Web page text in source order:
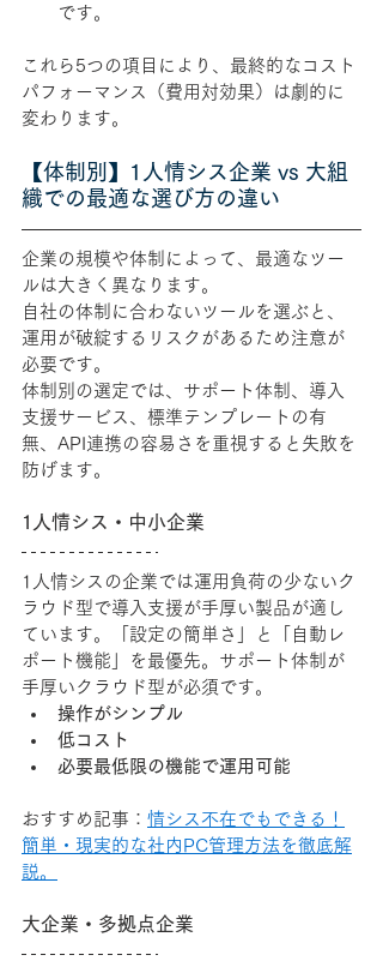
です。
これら5つの項目により、最終的なコスト
パフォーマンス（費用対効果）は劇的に
変わります。
【体制別】1人情シス企業 vs 大組
織での最適な選び方の違い
企業の規模や体制によって、最適なツー
ルは大きく異なります。
自社の体制に合わないツールを選ぶと、
運用が破綻するリスクがあるため注意が
必要です。
体制別の選定では、サポート体制、導入
支援サービス、標準テンプレートの有
無、API連携の容易さを重視すると失敗を
防げます。
1人情シス・中小企業
1人情シスの企業では運用負荷の少ないク
ラウド型で導入支援が手厚い製品が適し
ています。「設定の簡単さ」と「自動レ
ポート機能」を最優先。サポート体制が
手厚いクラウド型が必須です。
操作がシンプル
低コスト
必要最低限の機能で運用可能
おすすめ記事： 情シス不在でもできる！
簡単・現実的な社内PC管理方法を徹底解
説。
大企業・多拠点企業